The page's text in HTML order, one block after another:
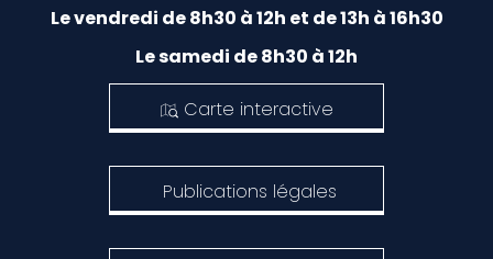
Le vendredi de 8h30 à 12h et de 13h à 16h30
Le samedi de 8h30 à 12h
Carte interactive
Publications légales